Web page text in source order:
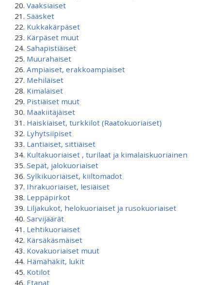
Vaaksiaiset
Sääsket
Kukkakärpäset
Kärpäset muut
Sahapistiäiset
Muurahaiset
Ampiaiset, erakkoampiaiset
Mehiläiset
Kimalaiset
Pistiäiset muut
Maakiitäjäiset
Haiskiaiset, turkkilot (Raatokuoriaiset)
Lyhytsiipiset
Lantiaiset, sittiäiset
Kultakuoriaiset , turilaat ja kimalaiskuoriainen
Sepät, jalokuoriaiset
Sylkikuoriaiset, kiiltomadot
Ihrakuoriaiset, lesiäiset
Leppäpirkot
Liljakukot, helokuoriaiset ja rusokuoriaiset
Sarvijäärät
Lehtikuoriaiset
Kärsäkäsmäiset
Kovakuoriaiset muut
Hämähäkit, lukit
Kotilot
Etanat